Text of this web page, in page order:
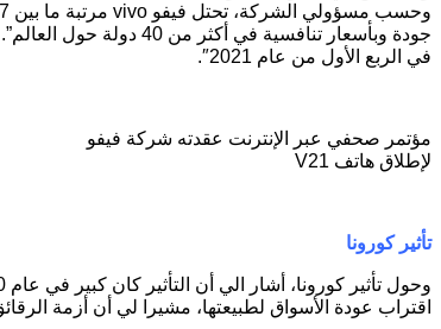
في الربع الأول من عام 2021″.
مؤتمر صحفي عبر الإنترنت عقدته شركة فيفو
لإطلاق هاتف V21
تأثير كورونا
اقتراب عودة الأسواق لطبيعتها، مشيرا لي أن أزمة